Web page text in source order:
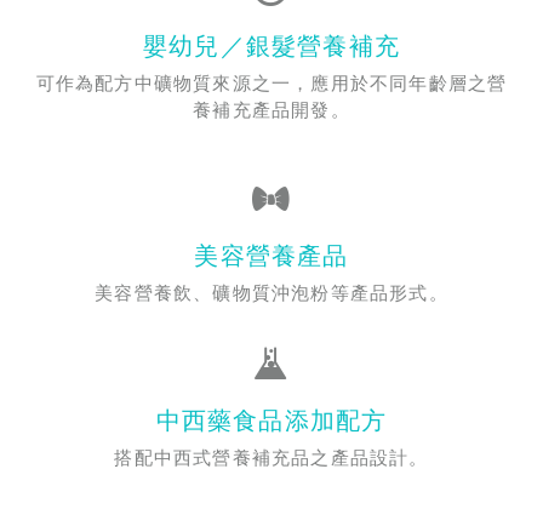
嬰幼兒／銀髮營養補充
可作為配方中礦物質來源之一，應用於不同年齡層之營
養補充產品開發。
美容營養產品
美容營養飲、礦物質沖泡粉等產品形式。
中西藥食品添加配方
搭配中西式營養補充品之產品設計。